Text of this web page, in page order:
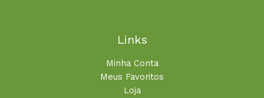
Links
Minha Conta
Meus Favoritos
Loja